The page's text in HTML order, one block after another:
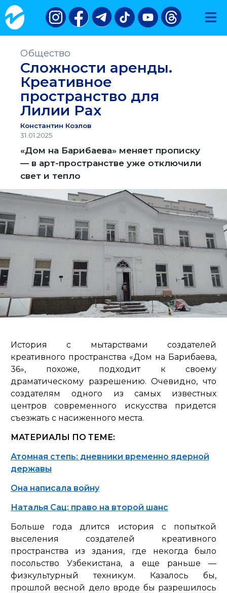
Общество
Сложности аренды.
Креативное
пространство для
Лилии Рах
Константин Козлов
31.01.2025
«Дом на Барибаева» меняет прописку
— в арт-пространстве уже отключили
свет и тепло
История с мытарствами создателей
креативного пространства «Дом на Барибаева,
36», похоже, подходит к своему
драматическому разрешению. Очевидно, что
создателям одного из самых известных
центров современного искусства придется
съезжать с насиженного места.
МАТЕРИАЛЫ ПО ТЕМЕ:
Атомная степь: дневники временно ядерной
державы
Она написала войну
Наталья Сац: право на второй шанс
Больше года длится история с попыткой
выселения создателей креативного
пространства из здания, где некогда было
посольство Узбекистана, а еще раньше —
физкультурный техникум. Казалось бы,
прошлой весной дело вроде бы разрешилось